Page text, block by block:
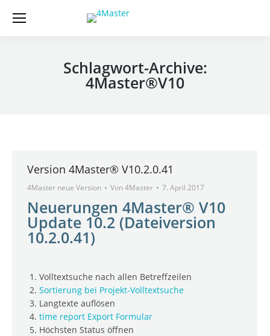
Schlagwort-Archive:
4Master®V10
Version 4Master® V10.2.0.41
4Master neue Version Von4Master 7. April 2017
Neuerungen 4Master® V10
Update 10.2 (Dateiversion
10.2.0.41)
Volltextsuche nach allen Betreffzeilen
Sortierung bei Projekt-Volltextsuche
Langtexte auflösen
time report Export Formular
Höchsten Status öffnen